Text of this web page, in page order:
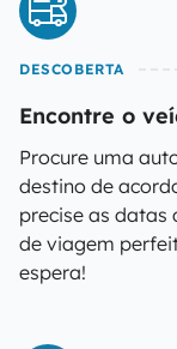
DESCOBERTA
Encontre o
Procure uma
destino de
precise as datas
de viagem
espera!